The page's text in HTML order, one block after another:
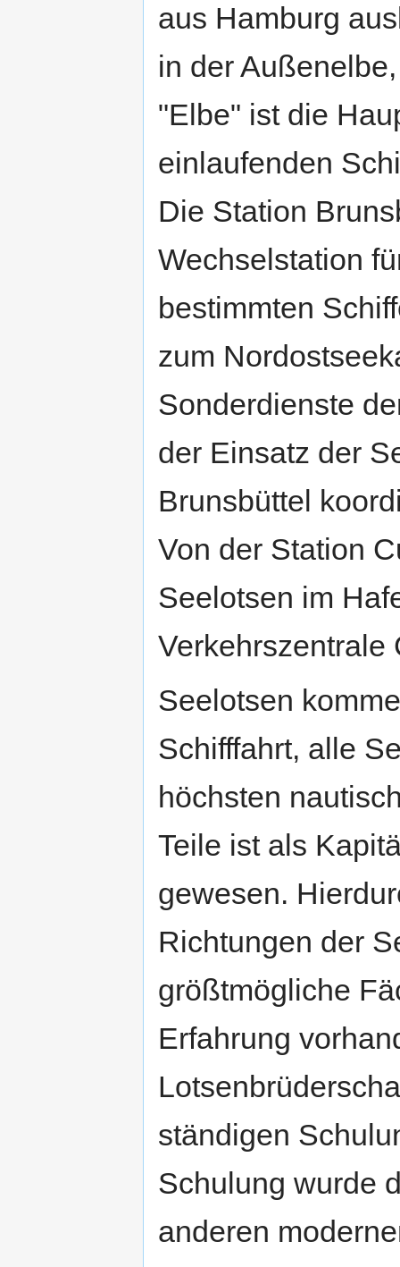
aus Hamburg
in der
"Elbe" ist die
einlaufenden
Die Station
Wechselstation
bestimmten
zum
Sonderdienste
der Einsatz der
Brunsbüttel
Von der Station
Seelotsen im
Verkehrszentrale
Seelotsen
Schifffahrt, alle
höchsten
Teile ist als
gewesen.
Richtungen der
größtmögliche
Erfahrung
ständigen
Schulung wurde
anderen